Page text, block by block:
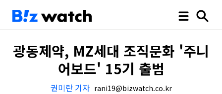
광동제약, MZ세대 조직문화 '주니
어보드' 15기 출범
권미란 기자 rani19@bizwatch.co.kr